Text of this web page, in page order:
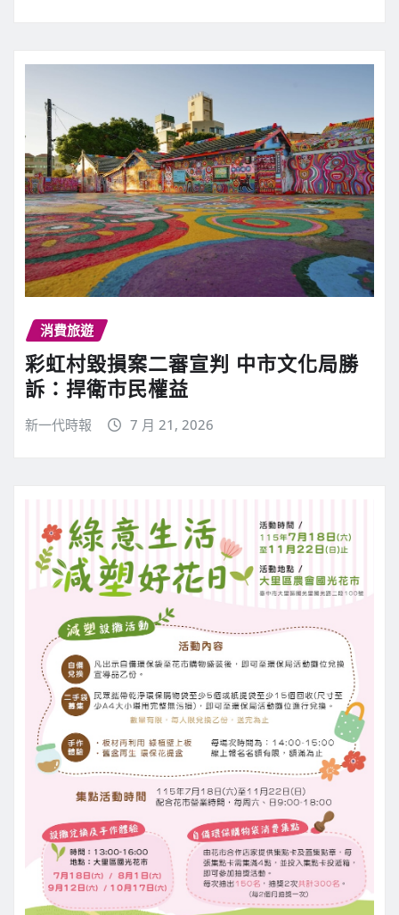
消費旅遊
彩虹村毀損案二審宣判 中市文化局勝
訴：捍衛市民權益
新一代時報 7 月 21, 2026